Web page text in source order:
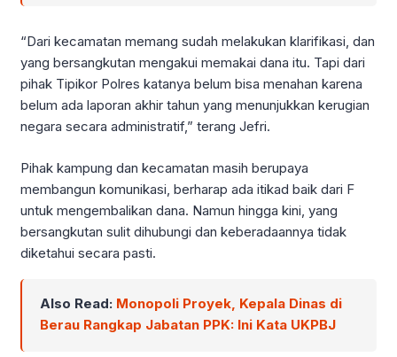
“Dari kecamatan memang sudah melakukan klarifikasi, dan
yang bersangkutan mengakui memakai dana itu. Tapi dari
pihak Tipikor Polres katanya belum bisa menahan karena
belum ada laporan akhir tahun yang menunjukkan kerugian
negara secara administratif,” terang Jefri.
Pihak kampung dan kecamatan masih berupaya
membangun komunikasi, berharap ada itikad baik dari F
untuk mengembalikan dana. Namun hingga kini, yang
bersangkutan sulit dihubungi dan keberadaannya tidak
diketahui secara pasti.
Also Read: Monopoli Proyek, Kepala Dinas di
Berau Rangkap Jabatan PPK: Ini Kata UKPBJ